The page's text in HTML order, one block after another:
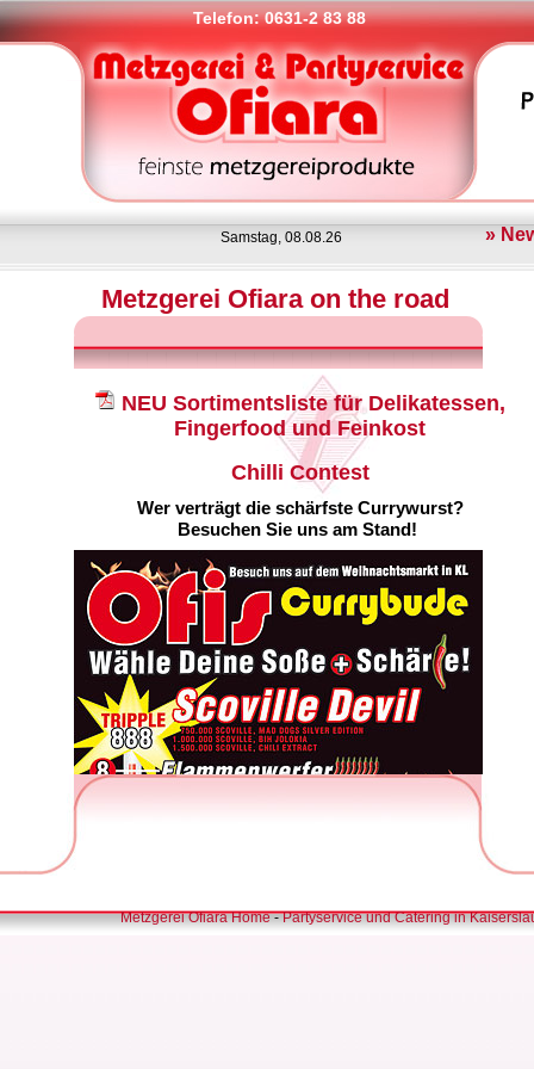
Telefon: 0631-2 83 88
Samstag, 08.08.26 »
Metzgerei Ofiara on the road
NEU Sortimentsliste für Delikatessen,
Fingerfood und Feinkost
Chilli Contest
Wer verträgt die schärfste Currywurst?
Besuchen Sie uns am Stand!
Metzgerei Ofiara Home-Partyservice und Catering in